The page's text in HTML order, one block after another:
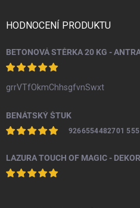
HODNOCENÍ PRODUKTU
grrVTfOkmChhsgfvnSwxt
BENÁTSKÝ ŠTUK
9266554482701 555